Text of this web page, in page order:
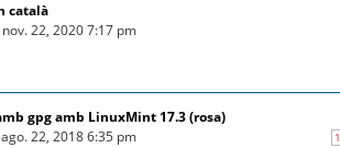
català
22, 2020 7:17 pm
gpg amb LinuxMint 17.3 (rosa)
1
22, 2018 6:35 pm